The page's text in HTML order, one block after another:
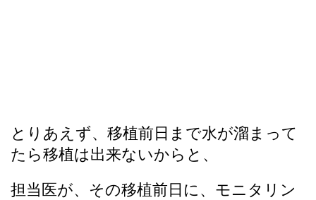
とりあえず、移植前日まで水が溜まって
たら移植は出来ないからと、
担当医が、その移植前日に、モニタリン